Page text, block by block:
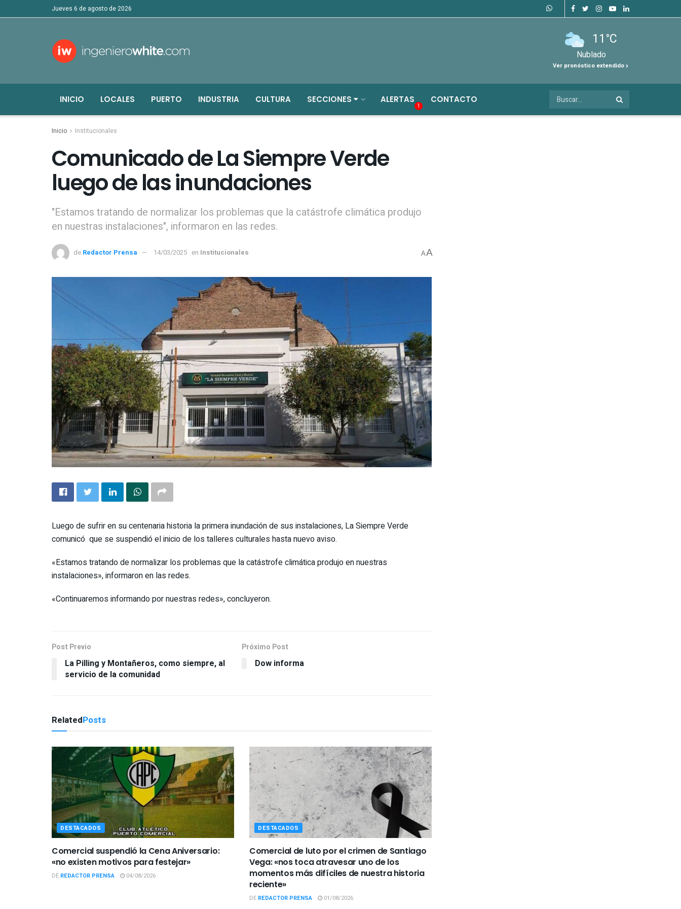
jueves 6 de agosto de 2026
11°C
Nublado
Ver pronóstico extendido
INICIO LOCALES PUERTO INDUSTRIA CULTURA SECCIONES ALERTAS
1
CONTACTO
Inicio Institucionales
Comunicado de La Siempre Verde
luego de las inundaciones
"Estamos tratando de normalizar los problemas que la catástrofe climática produjo
en nuestras instalaciones", informaron en las redes.
de Redactor Prensa 14/03/2025 en Institucionales AA
Luego de sufrir en su centenaria historia la primera inundación de sus instalaciones, La Siempre Verde
comunicó que se suspendió el inicio de los talleres culturales hasta nuevo aviso.
«Estamos tratando de normalizar los problemas que la catástrofe climática produjo en nuestras
instalaciones», informaron en las redes.
«Continuaremos informando por nuestras redes», concluyeron.
Post Previo
La Pilling y Montañeros, como siempre, al
servicio de la comunidad
Próximo Post
Dow informa
RelatedPosts
DESTACADOS
Comercial suspendió la Cena Aniversario:
«no existen motivos para festejar»
DE REDACTOR PRENSA 04/08/2026
DESTACADOS
Comercial de luto por el crimen de Santiago
Vega: «nos toca atravesar uno de los
momentos más difíciles de nuestra historia
reciente»
DE REDACTOR PRENSA 01/08/2026